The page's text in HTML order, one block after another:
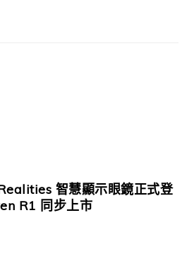
智慧顯示眼鏡正式登
R1 同步上市